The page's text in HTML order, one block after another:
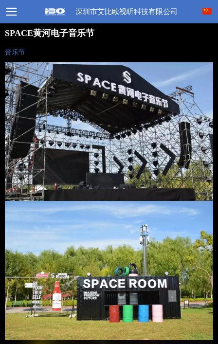
深圳市艾比欧视听科技有限公司
SPACE黄河电子音乐节
音乐节